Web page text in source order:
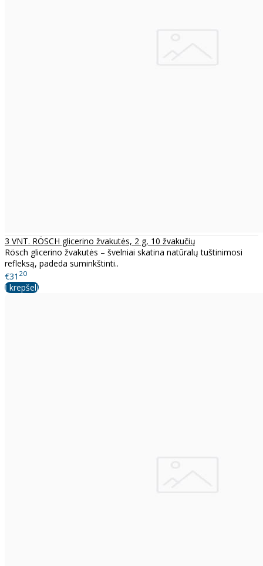
3 VNT. RÖSCH glicerino žvakutės, 2 g, 10 žvakučių
Rösch glicerino žvakutės – švelniai skatina natūralų tuštinimosi
refleksą, padeda suminkštinti..
€31 20
Į krepšelį